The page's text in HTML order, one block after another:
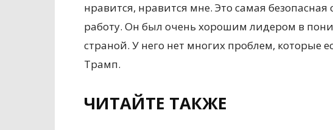
нравится, нравится мне. Это самая
работу. Он был очень хорошим лидером в
страной. У него нет многих проблем, которые
Трамп.
ЧИТАЙТЕ ТАКЖЕ